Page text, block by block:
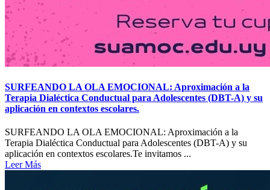
SURFEANDO LA OLA EMOCIONAL: Aproximación a la
Terapia Dialéctica Conductual para Adolescentes (DBT-A) y su
aplicación en contextos escolares.
SURFEANDO LA OLA EMOCIONAL: Aproximación a la
Terapia Dialéctica Conductual para Adolescentes (DBT-A) y su
aplicación en contextos escolares.Te invitamos ...
Leer Más